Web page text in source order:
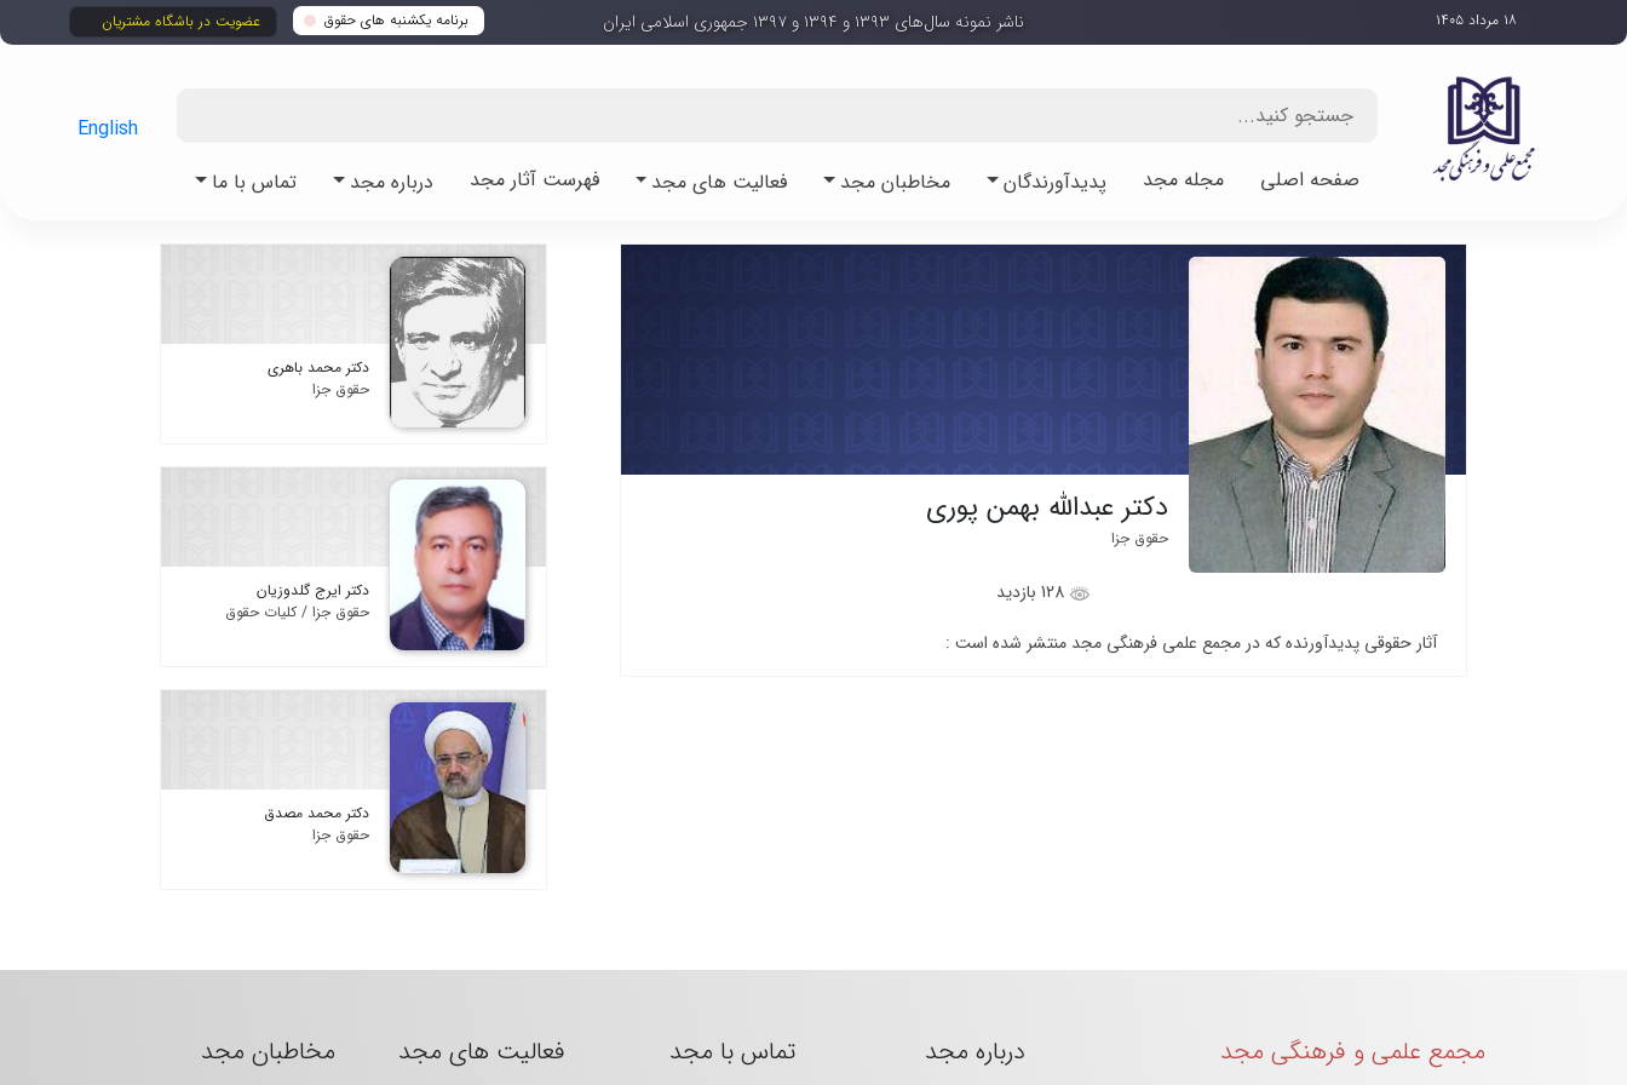
برنامه یکشنبه های حقوق عضویت در باشگاه مشتریان ۱۸ مرداد ۱۴۰۵ ناشر نمونه سال‌های ۱۳۹۳ و ۱۳۹۴ و ۱۳۹۷ جمهوری اسلامی ایران
صفحه اصلی مجله مجد پدیدآورندگان مخاطبان مجد فعالیت های مجد فهرست آثار مجد درباره مجد تماس با ما
English
دکتر عبدالله بهمن پوری
حقوق جزا
آثار حقوقی پدیدآورنده که در مجمع علمی فرهنگی مجد منتشر شده است :
دکتر محمد باهری
حقوق جزا
دکتر ایرج گلدوزیان
حقوق جزا / کلیات حقوق
دکتر محمد مصدق
حقوق جزا
مجمع علمی و فرهنگی مجد درباره مجد تماس با مجد فعالیت های مجد مخاطبان مجد